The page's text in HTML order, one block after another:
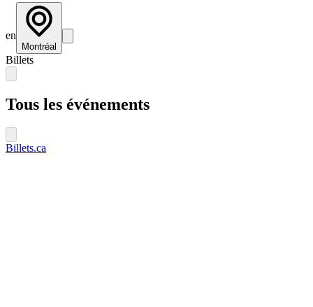
en
Montréal
Billets
Tous les événements
Billets.ca